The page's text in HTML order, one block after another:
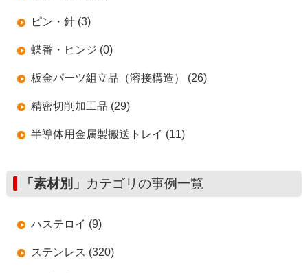
ピン・針 (3)
蝶番・ヒンジ (0)
板金パーツ組立品（溶接構造） (26)
精密切削加工品 (29)
半導体用金属製搬送トレイ (11)
「素材別」 カテゴリの事例一覧
ハステロイ (9)
ステンレス (320)